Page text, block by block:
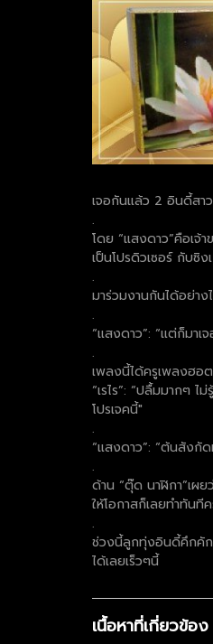
เจอกันแล้ว 2 อินดี้สา
.
โดย “แสงดาว”คือเจ้
เป็นโปรดิวเซอร์ กับซิ
.
มาร่วมงานกันได้อย่า
.
“แสงดาว”: “แต่ก็มา
.
เพลงนี้ได้ครูเพลงฮอ
“เรไร”: “ปลื้มมากๆ
โปรเจคนี้"
.
“แสงดาว”: “ต้นสังกั
.
ด้าน “ตุ๊ด นาฬิกา”เผ
ให้โอกาสก็เลยทำทัน
.
ช่วงนี้ลูกทุ่งอินดี้คึกคัก
ได้เลยเร็วๆนี้
เนื้อหาที่เกี่ยวข้อง